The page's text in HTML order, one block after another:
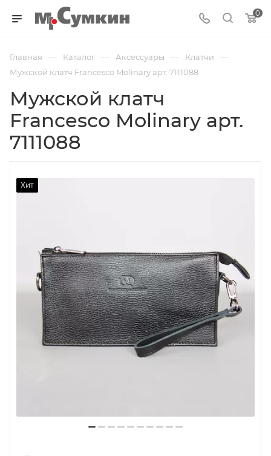
0
Главная — Каталог — Аксессуары — Клатчи —
Мужской клатч Francesco Molinary арт. 7111088
Мужской клатч
Francesco Molinary арт.
7111088
Хит